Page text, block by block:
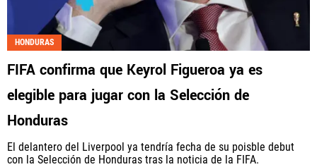
HONDURAS
FIFA confirma que Keyrol Figueroa ya es
elegible para jugar con la Selección de
Honduras
El delantero del Liverpool ya tendría fecha de su poisble debut
con la Selección de Honduras tras la noticia de la FIFA.